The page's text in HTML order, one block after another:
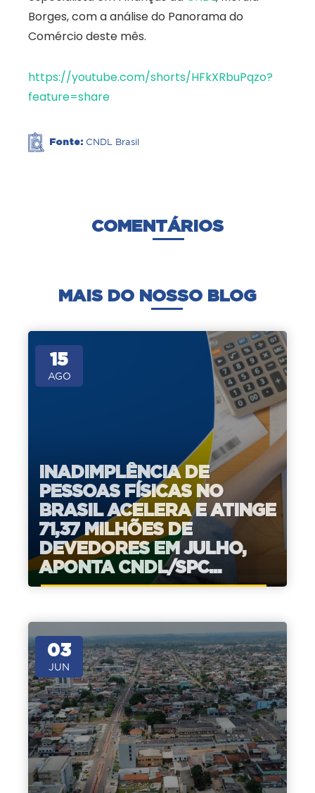
Borges, com a análise do Panorama do
Comércio deste mês.
https://youtube.com/shorts/HFkXRbuPqzo?
feature=share
Fonte: CNDL Brasil
COMENTÁRIOS
MAIS DO NOSSO BLOG
15
AGO
INADIMPLÊNCIA DE
PESSOAS FÍSICAS NO
BRASIL ACELERA E ATINGE
71,37 MILHÕES DE
DEVEDORES EM JULHO,
APONTA CNDL/SPC...
03
JUN